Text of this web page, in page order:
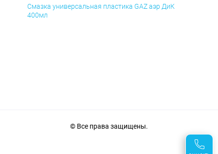
Смазка универсальная пластика GAZ аэр ДиК
400мл
© Все права защищены.